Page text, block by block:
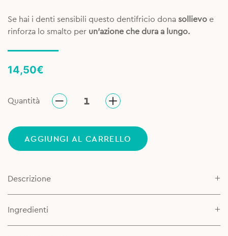
Se hai i denti sensibili questo dentifricio dona sollievo e
rinforza lo smalto per un’azione che dura a lungo.
14,50€
Quantità
AGGIUNGI AL CARRELLO
Descrizione
Ingredienti